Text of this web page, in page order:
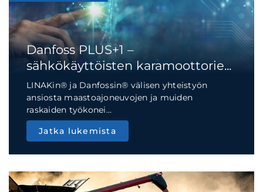
Danfoss PLUS+1 –
sähkökäyttöisten karamoottorie...
LINAKin® ja Danfossin® välisen yhteistyön
ansiosta maastoajoneuvojen ja muiden
raskaiden työkonei...
Jatka lukemista